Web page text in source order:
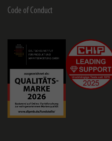
Code of Conduct